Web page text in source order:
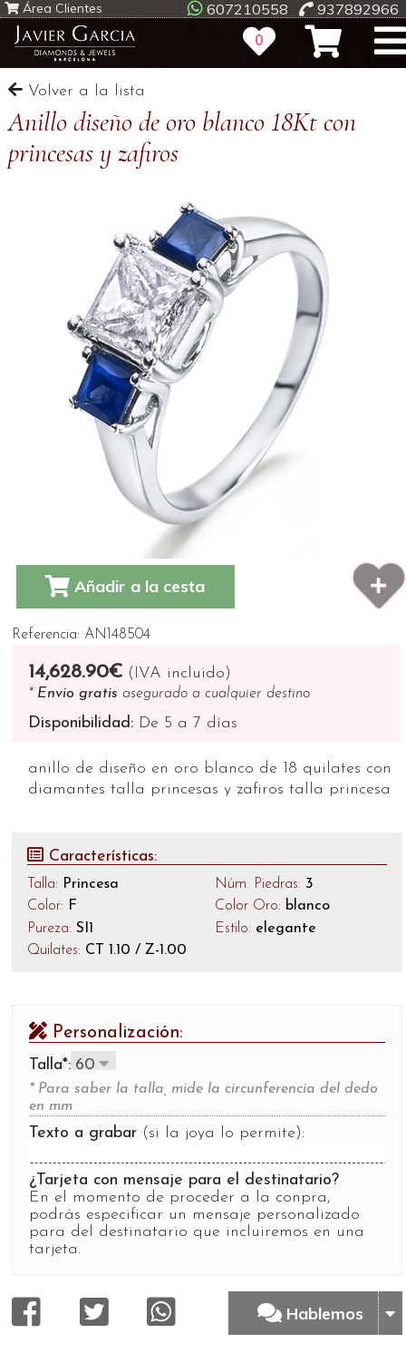
0
607210558 937892966
Área Clientes
Volver a la lista
Anillo diseño de oro blanco 18Kt con
princesas y zafiros
Añadir a la cesta
Referencia: AN148504
14,628.90€ (IVA incluido)
* Envio gratis asegurado a cualquier destino
Disponibilidad: De 5 a 7 días
anillo de diseño en oro blanco de 18 quilates con
diamantes talla princesas y zafiros talla princesa
Características:
Talla: Princesa
Color: F
Pureza: SI1
Quilates: CT 1.10 / Z-1.00
Núm. Piedras: 3
Color Oro: blanco
Estilo: elegante
Personalización:
Talla*:
* Para saber la talla, mide la circunferencia del dedo
en mm
Texto a grabar (si la joya lo permite):
¿Tarjeta con mensaje para el destinatario?
En el momento de proceder a la conpra,
podrás especificar un mensaje personalizado
para del destinatario que incluiremos en una
tarjeta.
Hablemos